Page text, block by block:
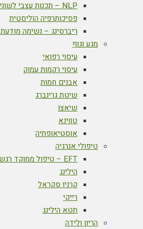
NLP – תכנות עצבי לשוני
פסיכותרפיה הוליסטית
ריברסינג – נשימה מודעת Rebirthing
מגע וגוף
עיסוי רפואי
עיסוי רקמות עמוק
אבנים חמות
שיטת גרינברג
שיאצו
טווינא
אוסטיאופתיה
טיפולי אנרגיה
EFT – טיפול ממוקד רגשות
הילינג
קרניו סקראל
רייקי
תטא הילינג
הריון ולידה